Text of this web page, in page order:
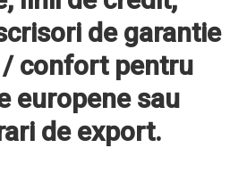
de garantie
/ confort pentru
europene sau
de export.